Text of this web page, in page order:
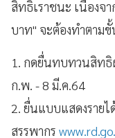
สิทธิเราชนะ เนื่องจ
บาท" จะต้องทำตาม
1. กดยื่นทบทวนสิทธิ
ก.พ. - 8 มี.ค.64
2. ยื่นแบบแสดงราย
สรรพากร